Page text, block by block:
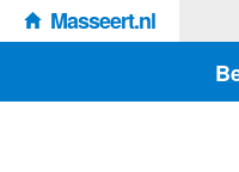
Masseert.nl